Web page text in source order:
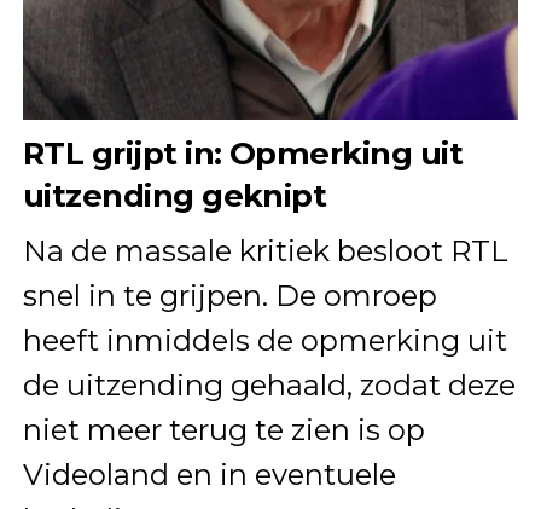
RTL grijpt in: Opmerking uit
uitzending geknipt
Na de massale kritiek besloot RTL
snel in te grijpen. De omroep
heeft inmiddels de opmerking uit
de uitzending gehaald, zodat deze
niet meer terug te zien is op
Videoland en in eventuele